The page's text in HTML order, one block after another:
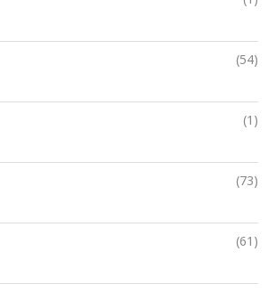
(54)
(1)
(73)
(61)